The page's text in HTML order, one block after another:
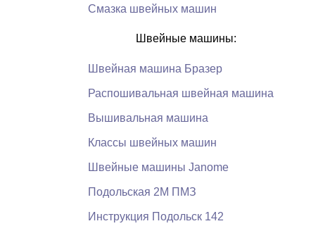
Смазка швейных машин
Швейные машины:
Швейная машина Бразер
Распошивальная швейная машина
Вышивальная машина
Классы швейных машин
Швейные машины Janome
Подольская 2М ПМЗ
Инструкция Подольск 142